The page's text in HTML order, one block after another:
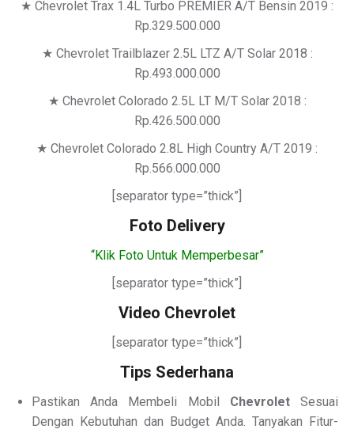
★ Chevrolet Trax 1.4L Turbo PREMIER A/T Bensin 2019 :
Rp.329.500.000
★ Chevrolet Trailblazer 2.5L LTZ A/T Solar 2018 :
Rp.493.000.000
★ Chevrolet Colorado 2.5L LT M/T Solar 2018 :
Rp.426.500.000
★ Chevrolet Colorado 2.8L High Country A/T 2019 :
Rp.566.000.000
[separator type=”thick”]
Foto Delivery
“Klik Foto Untuk Memperbesar”
[separator type=”thick”]
Video Chevrolet
[separator type=”thick”]
Tips Sederhana
Pastikan Anda Membeli Mobil ChevroletSesuai
Dengan Kebutuhan dan Budget Anda. Tanyakan Fitur-